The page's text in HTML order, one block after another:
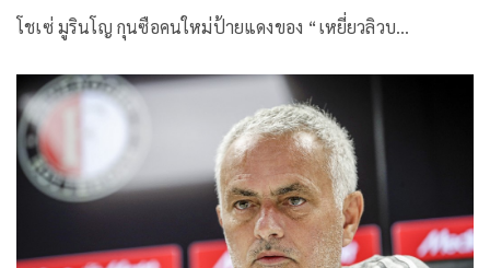
โชเซ่ มูรินโญ กุนซือคนใหม่ป้ายแดงของ “เหยี่ยวลิวบ…